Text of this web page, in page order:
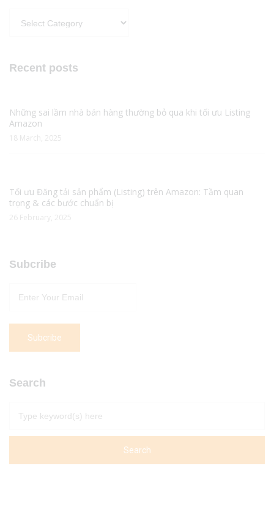
Recent posts
Những sai lầm nhà bán hàng thường bỏ qua khi tối ưu Listing
Amazon
18 March, 2025
Tối ưu Đăng tải sản phẩm (Listing) trên Amazon: Tầm quan
trọng & các bước chuẩn bị
26 February, 2025
Subcribe
Search